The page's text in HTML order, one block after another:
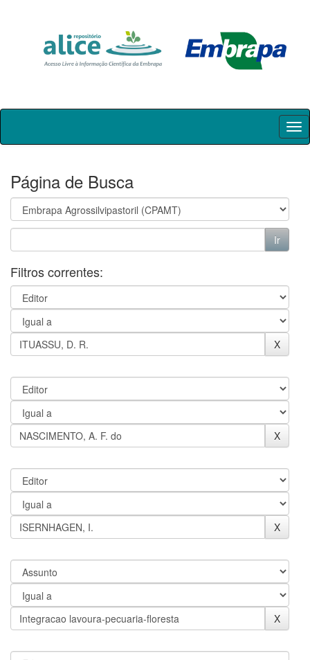
Skip
Página de Busca
Filtros correntes: